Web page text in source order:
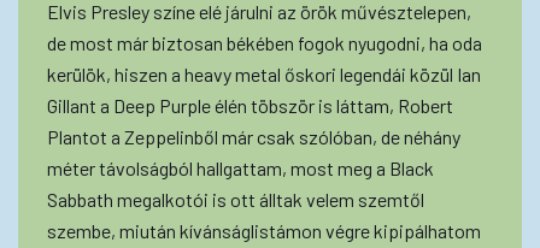
Elvis Presley színe elé járulni az örök művésztelepen,
de most már biztosan békében fogok nyugodni, ha oda
kerülök, hiszen a heavy metal őskori legendái közül Ian
Gillant a Deep Purple élén töbször is láttam, Robert
Plantot a Zeppelinből már csak szólóban, de néhány
méter távolságból hallgattam, most meg a Black
Sabbath megalkotói is ott álltak velem szemtől
szembe, miután kívánságlistámon végre kipipálhatom